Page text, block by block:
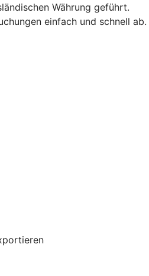
Währung geführt.
einfach und schnell ab.